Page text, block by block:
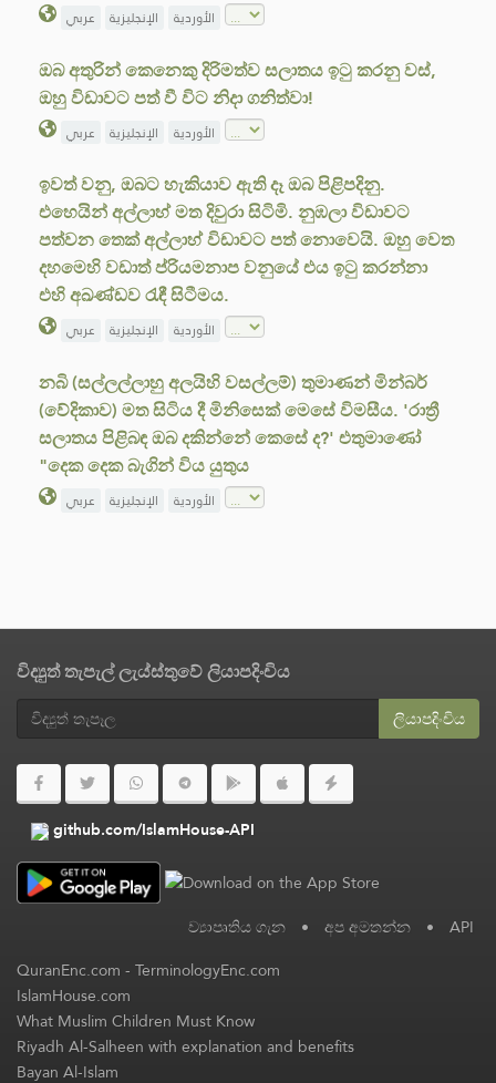
عربي الإنجليزية الأوردية
ඔබ අතුරින් කෙනෙකු දිරිමත්ව සලාතය ඉටු කරනු වස්,
ඔහු විඩාවට පත් වී විට නිදා ගනිත්වා!
عربي الإنجليزية الأوردية
ඉවත් වනු, ඔබට හැකියාව ඇති දෑ ඔබ පිළිපදිනු.
එහෙයින් අල්ලාහ් මත දිවුරා සිටිමි. නුඹලා විඩාවට
පත්වන තෙක් අල්ලාහ් විඩාවට පත් නොවෙයි. ඔහු වෙත
දහමෙහි වඩාත් ප්රියමනාප වනුයේ එය ඉටු කරන්නා
එහි අඛණ්ඩව රැඳී සිටීමය.
عربي الإنجليزية الأوردية
නබි (සල්ලල්ලාහු අලයිහි වසල්ලම්) තුමාණන් මින්බර්
(වේදිකාව) මත සිටිය දී මිනිසෙක් මෙසේ විමසීය. 'රාත්‍රී
සලාතය පිළිබඳ ඔබ දකින්නේ කෙසේ ද?' එතුමාණෝ
"දෙක දෙක බැගින් විය යුතුය
عربي الإنجليزية الأوردية
විද්‍යුත් තැපැල් ලැය්ස්තුවේ ලියාපදිංචිය
ලියාපදිංචිය
github.com/IslamHouse-API
ව්‍යාපෘතිය ගැන • අප අමතන්න • API
QuranEnc.com-TerminologyEnc.com
IslamHouse.com
What Muslim Children Must Know
Riyadh Al-Salheen with explanation and benefits
Bayan Al-Islam